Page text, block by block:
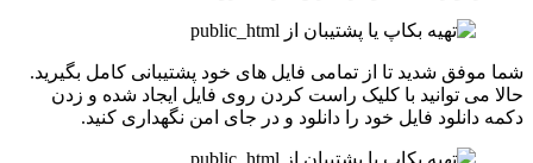
شما موفق شدید تا از تمامی فایل های خود پشتیبانی کامل بگیرید.
حالا می توانید با کلیک راست کردن روی فایل ایجاد شده و زدن
دکمه دانلود فایل خود را دانلود و در جای امن نگهداری کنید.